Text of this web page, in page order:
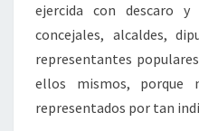
ejercida con descaro y
concejales, alcaldes,
representantes
ellos mismos, porque
representados por tan